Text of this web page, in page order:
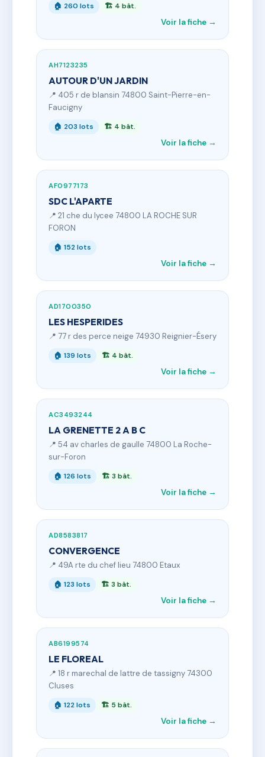
🏠 260 lots 🏗 4 bât.
Voir la fiche →
AH7123235
AUTOUR D'UN JARDIN
📍 405 r de blansin 74800 Saint-Pierre-en-
Faucigny
🏠 203 lots 🏗 4 bât.
Voir la fiche →
AF0977173
SDC L'APARTE
📍 21 che du lycee 74800 LA ROCHE SUR
FORON
🏠 152 lots
Voir la fiche →
AD1700350
LES HESPERIDES
📍 77 r des perce neige 74930 Reignier-Ésery
🏠 139 lots 🏗 4 bât.
Voir la fiche →
AC3493244
LA GRENETTE 2 A B C
📍 54 av charles de gaulle 74800 La Roche-
sur-Foron
🏠 126 lots 🏗 3 bât.
Voir la fiche →
AD8583817
CONVERGENCE
📍 49A rte du chef lieu 74800 Etaux
🏠 123 lots 🏗 3 bât.
Voir la fiche →
AB6199574
LE FLOREAL
📍 18 r marechal de lattre de tassigny 74300
Cluses
🏠 122 lots 🏗 5 bât.
Voir la fiche →